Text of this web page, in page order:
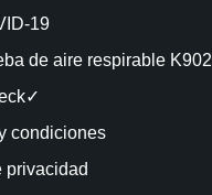
19
de aire respirable K902
condiciones
privacidad